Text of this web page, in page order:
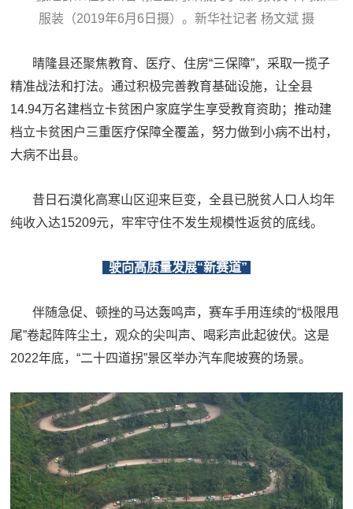
服装（2019年6月6日摄）。新华社记者 杨文斌 摄
晴隆县还聚焦教育、医疗、住房“三保障”，采取一揽子
精准战法和打法。通过积极完善教育基础设施，让全县
14.94万名建档立卡贫困户家庭学生享受教育资助；推动建
档立卡贫困户三重医疗保障全覆盖，努力做到小病不出村，
大病不出县。
昔日石漠化高寒山区迎来巨变，全县已脱贫人口人均年
纯收入达15209元，牢牢守住不发生规模性返贫的底线。
驶向高质量发展“新赛道”
伴随急促、顿挫的马达轰鸣声，赛车手用连续的“极限甩
尾”卷起阵阵尘土，观众的尖叫声、喝彩声此起彼伏。这是
2022年底，“二十四道拐”景区举办汽车爬坡赛的场景。